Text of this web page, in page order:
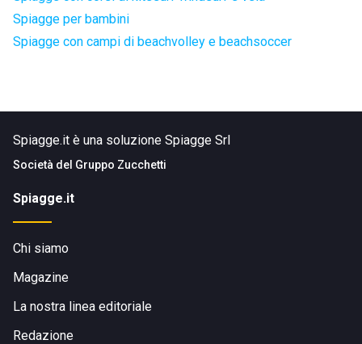
Spiagge per bambini
Spiagge con campi di beachvolley e beachsoccer
Spiagge.it è una soluzione Spiagge Srl
Società del Gruppo Zucchetti
Spiagge.it
Chi siamo
Magazine
La nostra linea editoriale
Redazione